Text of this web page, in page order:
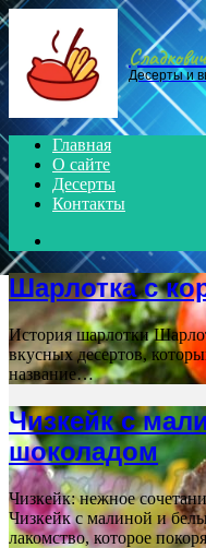
Menu
Сладкович
Десерты и
Главная
О сайте
Десерты
Контакты
Шарлотка с
История шарлотки
вкусных десертов,
название…
Чизкейк с
шоколадом
Чизкейк: нежное
Чизкейк с малиной и
лакомство, которое